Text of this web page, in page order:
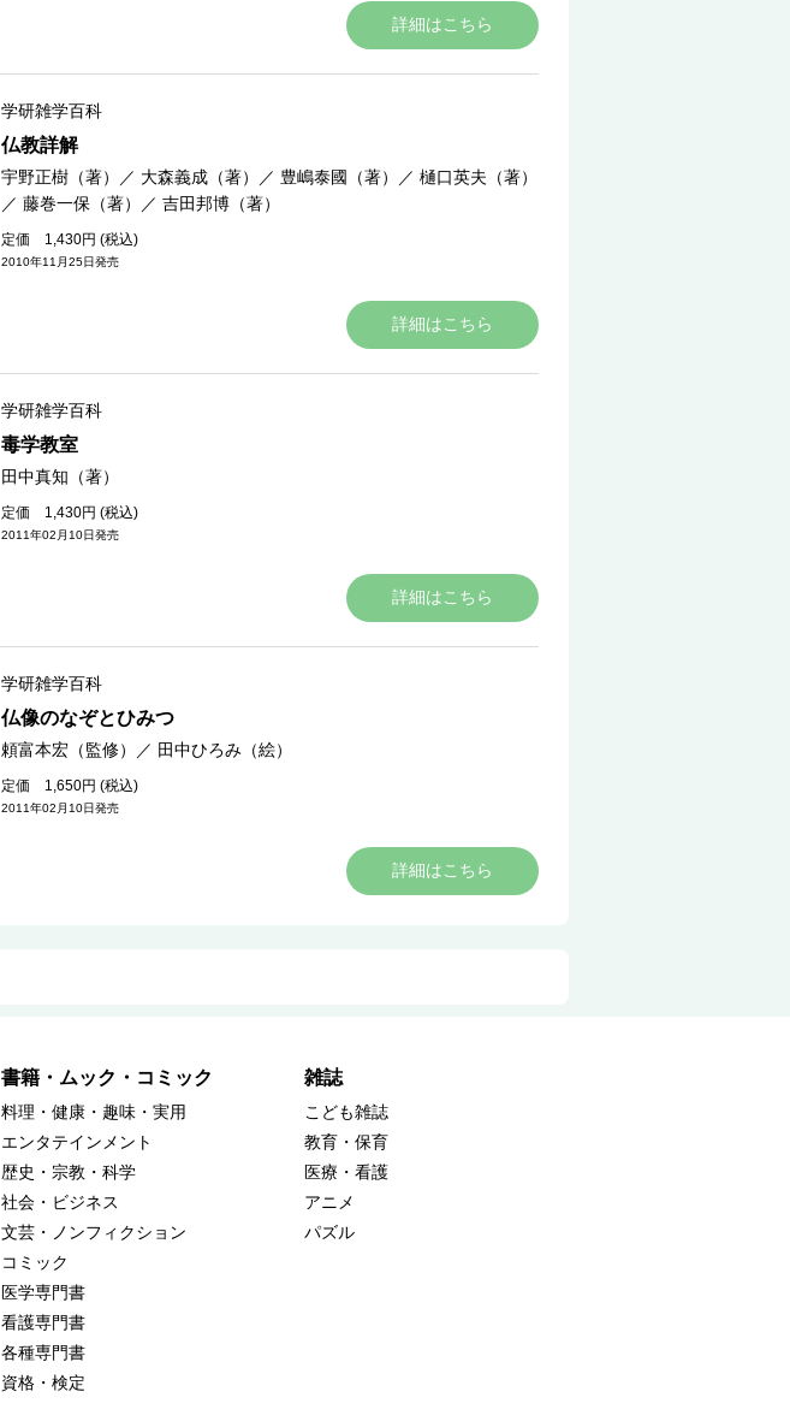
詳細はこちら
学研雑学百科
仏教詳解
宇野正樹（著） ／ 大森義成（著） ／ 豊嶋泰國（著） ／ 樋口英夫（著）
／ 藤巻一保（著） ／ 吉田邦博（著）
定価 1,430円 (税込)
2010年11月25日発売
詳細はこちら
学研雑学百科
毒学教室
田中真知（著）
定価 1,430円 (税込)
2011年02月10日発売
詳細はこちら
学研雑学百科
仏像のなぞとひみつ
頼富本宏（監修） ／ 田中ひろみ（絵）
定価 1,650円 (税込)
2011年02月10日発売
詳細はこちら
書籍・ムック・コミック
料理・健康・趣味・実用
エンタテインメント
歴史・宗教・科学
社会・ビジネス
文芸・ノンフィクション
コミック
医学専門書
看護専門書
各種専門書
資格・検定
雑誌
こども雑誌
教育・保育
医療・看護
アニメ
パズル